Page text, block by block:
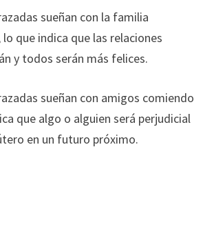
sueñan con la familia
que indica que las relaciones
y todos serán más felices.
sueñan con amigos comiendo
que algo o alguien será perjudicial
en un futuro próximo.